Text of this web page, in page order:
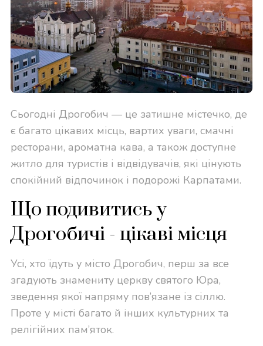
Сьогодні Дрогобич — це затишне містечко, де
є багато цікавих місць, вартих уваги, смачні
ресторани, ароматна кава, а також доступне
житло для туристів і відвідувачів, які цінують
спокійний відпочинок і подорожі Карпатами.
Що подивитись у
Дрогобичі - цікаві місця
Усі, хто їдуть у місто Дрогобич, перш за все
згадують знамениту церкву святого Юра,
зведення якої напряму пов’язане із сіллю.
Проте у місті багато й інших культурних та
релігійних пам’яток.